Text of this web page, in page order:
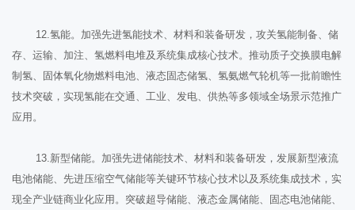
12.氢能。加强先进氢能技术、材料和装备研发，攻关氢能制备、储
存、运输、加注、氢燃料电堆及系统集成核心技术。推动质子交换膜电解
制氢、固体氧化物燃料电池、液态固态储氢、氢氨燃气轮机等一批前瞻性
技术突破，实现氢能在交通、工业、发电、供热等多领域全场景示范推广
应用。
13.新型储能。加强先进储能技术、材料和装备研发，发展新型液流
电池储能、先进压缩空气储能等关键环节核心技术以及系统集成技术，实
现全产业链商业化应用。突破超导储能、液态金属储能、固态电池储能、